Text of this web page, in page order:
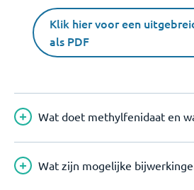
Klik hier voor een
als PDF
Wat doet methylfenidaat en
Wat zijn mogelijke